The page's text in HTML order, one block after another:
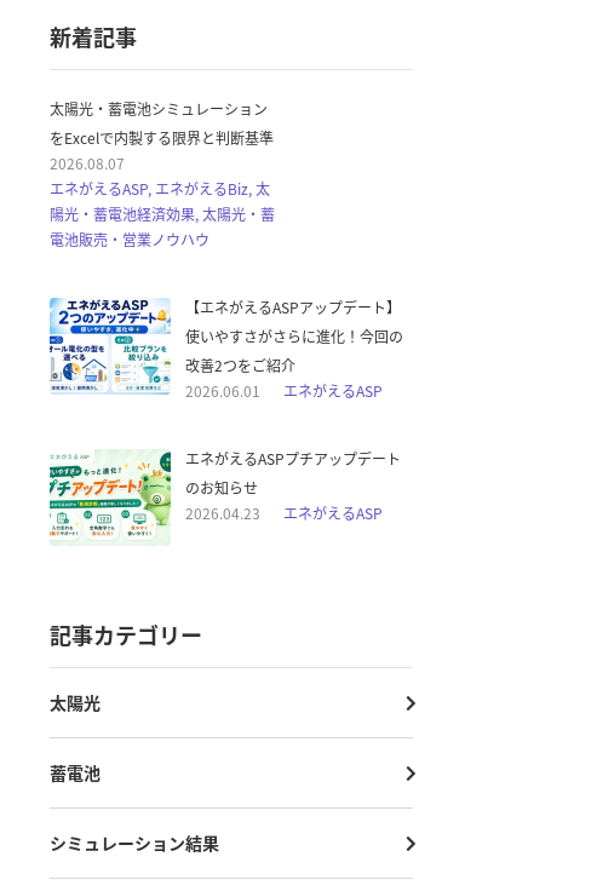
新着記事
太陽光・蓄電池シミュレーション
をExcelで内製する限界と判断基準
2026.08.07
エネがえるASP, エネがえるBiz, 太
陽光・蓄電池経済効果, 太陽光・蓄
電池販売・営業ノウハウ
【エネがえるASPアップデート】
使いやすさがさらに進化！今回の
改善2つをご紹介
2026.06.01
エネがえるASP
エネがえるASPプチアップデート
のお知らせ
2026.04.23
エネがえるASP
記事カテゴリー
太陽光
蓄電池
シミュレーション結果